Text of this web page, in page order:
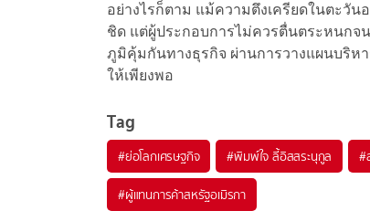
อย่างไรก็ตาม แม้ความตึงเครียดในตะวั
ชิด แต่ผู้ประกอบการไม่ควรตื่นตระหนกจ
ภูมิคุ้มกันทางธุรกิจ ผ่านการวางแผนบริห
ให้เพียงพอ
Tag
#ย่อโลกเศรษฐกิจ #พิมพ์ใจ ลี้อิสสระนุกูล #
#ผู้แทนการค้าสหรัฐอเมิรกา